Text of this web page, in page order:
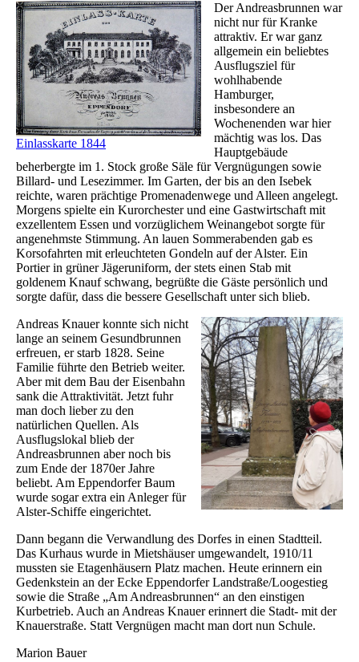
Einlasskarte 1844
Der Andreasbrunnen war
nicht nur für Kranke
attraktiv. Er war ganz
allgemein ein beliebtes
Ausflugsziel für
wohlhabende
Hamburger,
insbesondere an
Wochenenden war hier
mächtig was los. Das
Hauptgebäude
beherbergte im 1. Stock große Säle für Vergnügungen sowie
Billard- und Lesezimmer. Im Garten, der bis an den Isebek
reichte, waren prächtige Promenadenwege und Alleen angelegt.
Morgens spielte ein Kurorchester und eine Gastwirtschaft mit
exzellentem Essen und vorzüglichem Weinangebot sorgte für
angenehmste Stimmung. An lauen Sommerabenden gab es
Korsofahrten mit erleuchteten Gondeln auf der Alster. Ein
Portier in grüner Jägeruniform, der stets einen Stab mit
goldenem Knauf schwang, begrüßte die Gäste persönlich und
sorgte dafür, dass die bessere Gesellschaft unter sich blieb.
Andreas Knauer konnte sich nicht
lange an seinem Gesundbrunnen
erfreuen, er starb 1828. Seine
Familie führte den Betrieb weiter.
Aber mit dem Bau der Eisenbahn
sank die Attraktivität. Jetzt fuhr
man doch lieber zu den
natürlichen Quellen. Als
Ausflugslokal blieb der
Andreasbrunnen aber noch bis
zum Ende der 1870er Jahre
beliebt. Am Eppendorfer Baum
wurde sogar extra ein Anleger für
Alster-Schiffe eingerichtet.
Dann begann die Verwandlung des Dorfes in einen Stadtteil.
Das Kurhaus wurde in Mietshäuser umgewandelt, 1910/11
mussten sie Etagenhäusern Platz machen. Heute erinnern ein
Gedenkstein an der Ecke Eppendorfer Landstraße/Loogestieg
sowie die Straße „Am Andreasbrunnen“ an den einstigen
Kurbetrieb. Auch an Andreas Knauer erinnert die Stadt- mit der
Knauerstraße. Statt Vergnügen macht man dort nun Schule.
Marion Bauer